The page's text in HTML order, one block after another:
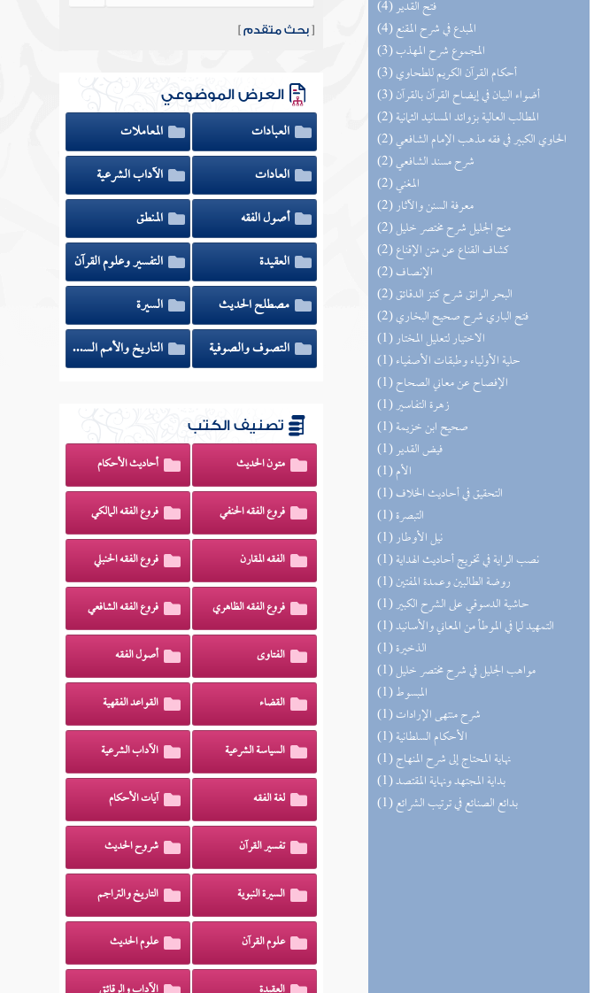
(4) فتح القدير
(4) المبدع في شرح المقنع
(3) المجموع شرح المهذب
(3) أحكام القرآن الكريم للطحاوي
(3) أضواء البيان في إيضاح القرآن بالقرآن
(2) المطالب العالية بزوائد المسانيد الثمانية
(2) الحاوي الكبير في فقه مذهب الإمام الشافعي
(2) شرح مسند الشافعي
(2) المغني
(2) معرفة السنن والآثار
(2) منح الجليل شرح مختصر خليل
(2) كشاف القناع عن متن الإقناع
(2) الإنصاف
(2) البحر الرائق شرح كنز الدقائق
(2) فتح الباري شرح صحيح البخاري
(1) الاختيار لتعليل المختار
(1) حلية الأولياء وطبقات الأصفياء
(1) الإفصاح عن معاني الصحاح
(1) زهرة التفاسير
(1) صحيح ابن خزيمة
(1) فيض القدير
(1) الأم
(1) التحقيق في أحاديث الخلاف
(1) التبصرة
(1) نيل الأوطار
(1) نصب الراية في تخريج أحاديث الهداية
(1) روضة الطالبين وعمدة المفتين
(1) حاشية الدسوقي على الشرح الكبير
(1) التمهيد لما في الموطأ من المعاني والأسانيد
(1) الذخيرة
(1) مواهب الجليل في شرح مختصر خليل
(1) المبسوط
(1) شرح منتهى الإرادات
(1) الأحكام السلطانية
(1) نهاية المحتاج إلى شرح المنهاج
(1) بداية المجتهد ونهاية المقتصد
(1) بدائع الصنائع في ترتيب الشرائع
[بحث متقدم ]
العرض الموضوعي
العبادات
المعاملات
العادات
الآداب الشرعية
أصول الفقه
المنطق
العقيدة
التفسير وعلوم القرآن
مصطلح الحديث
السيرة
التصوف والصوفية
التاريخ والأمم السابقة
تصنيف الكتب
متون الحديث أحاديث الأحكام
فروع الفقه الحنفي فروع الفقه المالكي
الفقه المقارن فروع الفقه الحنبلي
فروع الفقه الظاهري فروع الفقه الشافعي
الفتاوى أصول الفقه
القضاء القواعد الفقهية
السياسة الشرعية الآداب الشرعية
لغة الفقه آيات الأحكام
تفسير القرآن شروح الحديث
السيرة النبوية التاريخ والتراجم
علوم القرآن علوم الحديث